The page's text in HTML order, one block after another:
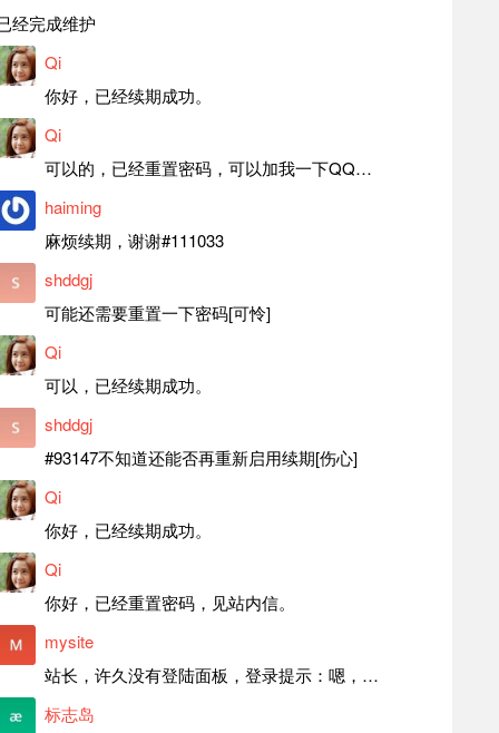
经完成维护
Qi
你好，已经续期成功。
Qi
可以的，已经重置密码，可以加我一下QQ，留言后我就发密码给你。
haiming
麻烦续期，谢谢#111033
shddgj
可能还需要重置一下密码[可怜]
Qi
可以，已经续期成功。
shddgj
#93147不知道还能否再重新启用续期[伤心]
Qi
你好，已经续期成功。
Qi
你好，已经重置密码，见站内信。
mysite
站长，许久没有登陆面板，登录提示：嗯，登录详细信息似乎不正确。请重试。 网站还可以正常使用。如果是密码问题请帮忙重置一下密码。谢谢。订单号：97790，账号：aa20210950。 站长，提交了工单，你回复续期成功，不过我的问题是面部登陆信息有问题，一直是初始密码，现在无法登陆，有时间麻烦排查一下。
标志岛